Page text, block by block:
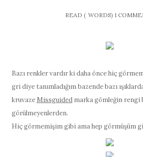
READ ( WORDS) 1
Bazı renkler vardır ki daha önce hiç
gri diye tanımladığım bazende bazı
kruvaze Missguidedmarka gömleğin rengi
görülmeyenlerden.
Hiç görmemişim gibi ama hep görmüşüm